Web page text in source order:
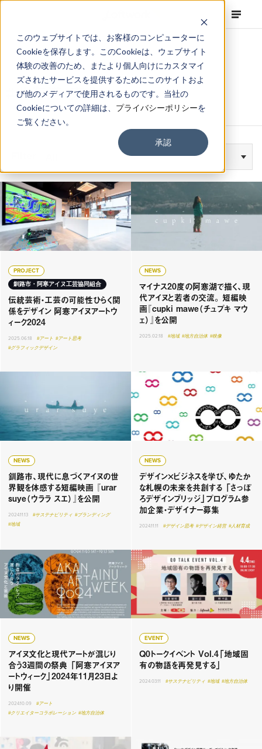
このウェブサイトでは、お客様のコンピューターに
Cookieを保存します。このCookieは、ウェブサイト
体験の改善のため、またより個人向けにカスタマイ
ズされたサービスを提供するためにこのサイトおよ
び他のメディアで使用されるものです。当社の
Cookieについての詳細は、 プライバシーポリシーを
ご覧ください。
承認
#北海道・東北
PROJECT
釧路市・阿寒アイヌ工芸協同組合
伝統芸術・工芸の可能性ひらく関
係をデザイン 阿寒アイヌアートウ
ィーク2024
2025.06.18 #アート #アート思考
#グラフィックデザイン
NEWS
マイナス20度の阿寒湖で描く、現
代アイヌと若者の交流。 短編映
画『cupki mawe（チュプキ マウ
ェ）』を公開
2025.02.18 #地域 #地方自治体 #映像
NEWS
釧路市、現代に息づくアイヌの世
界観を体感する短編映画 『urar
suye（ウララ スエ）』を公開
2024.11.13 #サステナビリティ #ブランディング
#地域
NEWS
デザイン×ビジネスを学び、ゆたか
な札幌の未来を共創する 「さっぽ
ろデザインブリッジ」プログラム参
加企業・デザイナー募集
2024.11.11 #デザイン思考 #デザイン経営 #人材育成
NEWS
アイヌ文化と現代アートが混じり
合う3週間の祭典 「阿寒アイヌア
ートウィーク」2024年11月23日よ
り開催
2024.10.09
#アート
#クリエイターコラボレーション #地方自治体
EVENT
Q0トークイベント Vol.4「地域固
有の物語を再発見する」
2024.03.11 #サステナビリティ #地域 #地方自治体